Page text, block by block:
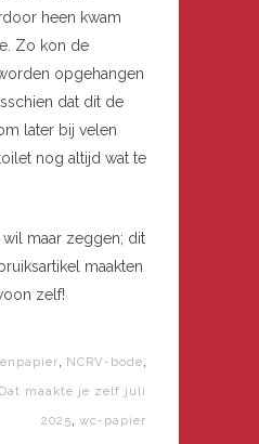
heen kwam
Zo kon de
opgehangen
dat dit de
later bij velen
nog altijd wat te
wil maar zeggen; dit
maakten
zelf!
, NCRV-bode,
maakte je zelf juli
2025, wc-papier